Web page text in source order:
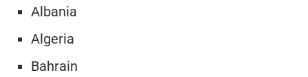
Albania
Algeria
Bahrain